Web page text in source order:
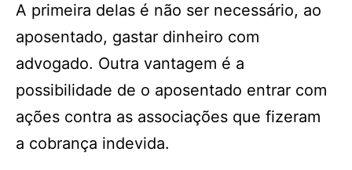
A primeira delas é não ser necessário, ao
aposentado, gastar dinheiro com
advogado. Outra vantagem é a
possibilidade de o aposentado entrar com
ações contra as associações que fizeram
a cobrança indevida.